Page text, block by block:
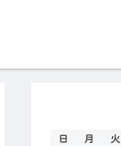
日
月 火